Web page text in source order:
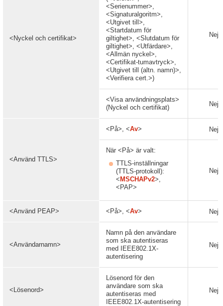
<Nyckel och certifikat>
<Serienummer>,
<Signaturalgoritm>,
<Utgivet till>,
<Startdatum för
giltighet>, <Slutdatum för
giltighet>, <Utfärdare>,
<Allmän nyckel>,
<Certifikat-tumavtryck>,
<Utgivet till (altn. namn)>,
<Verifiera cert.>)
Nej
<Visa användningsplats>
(Nyckel och certifikat)
Nej
<Använd TTLS>
<På>, <Av> Nej
När <På> är valt:
TTLS-inställningar
(TTLS-protokoll):
< MSCHAPv2>,
<PAP>
Nej
<Använd PEAP> <På>, <Av> Nej
<Användarnamn>
Namn på den användare
som ska autentiseras
med IEEE802.1X-
autentisering
Nej
<Lösenord>
Lösenord för den
användare som ska
autentiseras med
IEEE802.1X-autentisering
Nej